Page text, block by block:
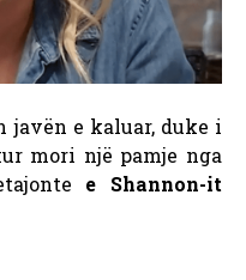
e kaluar, duke i
mori një pamje nga
e Shannon-it